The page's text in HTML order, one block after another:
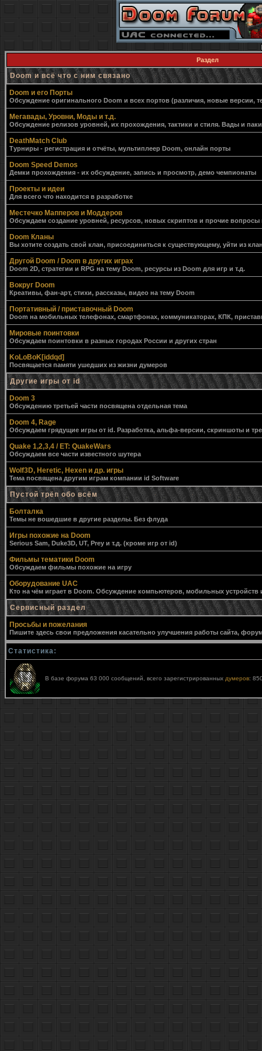
Раздел
Doom и всё что с ним связано
Doom и его Порты
Обсуждение оригинального Doom и всех портов (различия, новые версии,
Мегавады, Уровни, Моды и т.д.
Обсуждение релизов уровней, их прохождения, тактики и стиля. Вады и
DeathMatch Club
Турниры - регистрация и отчёты, мультиплеер Doom, онлайн порты
Doom Speed Demos
Демки прохождения - их обсуждение, запись и просмотр, демо чемпионаты
Проекты и идеи
Для всего что находится в разработке
Местечко Мапперов и Моддеров
Обсуждаем создание уровней, ресурсов, новых скриптов и прочие
Doom Кланы
Вы хотите создать свой клан, присоединиться к существующему, уйти из
Другой Doom / Doom в других играх
Doom 2D, стратегии и RPG на тему Doom, ресурсы из Doom для игр и т.д.
Вокруг Doom
Креативы, фан-арт, стихи, рассказы, видео на тему Doom
Портативный / приставочный Doom
Doom на мобильных телефонах, смартфонах, коммуникаторах, КПК,
Мировые поинтовки
Обсуждаем поинтовки в разных городах России и других стран
KoLoBoK[iddqd]
Посвящается памяти ушедших из жизни думеров
Другие игры от id
Doom 3
Обсуждению третьей части посвящена отдельная тема
Doom 4, Rage
Обсуждаем грядущие игры от id. Разработка, альфа-версии, скриншоты и
Quake 1,2,3,4 / ET: QuakeWars
Обсуждаем все части известного шутера
Wolf3D, Heretic, Hexen и др. игры
Тема посвящена другим играм компании id Software
Пустой трёп обо всём
Болталка
Темы не вошедшие в другие разделы. Без флуда
Игры похожие на Doom
Serious Sam, Duke3D, UT, Prey и т.д. (кроме игр от id)
Фильмы тематики Doom
Обсуждаем фильмы похожие на игру
Оборудование UAC
Кто на чём играет в Doom. Обсуждение компьютеров, мобильных устройств
Сервисный раздел
Просьбы и пожелания
Пишите здесь свои предложения касательно улучшения работы сайта,
Статистика:
В базе форума 63 000 сообщений, всего зарегистрированных думеров: